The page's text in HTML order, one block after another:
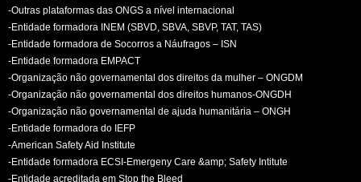
-Outras plataformas das ONGS a nível internacional
-Entidade formadora INEM (SBVD, SBVA, SBVP, TAT, TAS)
-Entidade formadora de Socorros a Náufragos – ISN
-Entidade formadora EMPACT
-Organização não governamental dos direitos da mulher – ONGDM
-Organização não governamental dos direitos humanos-ONGDH
-Organização não governamental de ajuda humanitária – ONGH
-Entidade formadora do IEFP
-American Safety Aid Institute
-Entidade formadora ECSI-Emergeny Care &amp; Safety Intitute
-Entidade acreditada em Stop the Bleed